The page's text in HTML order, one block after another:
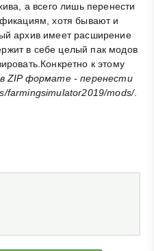
а всего лишь перенести
хотя бывают и
архив имеет расширение
в себе целый пак модов
к этому
ZIP формате - перенести
farmingsimulator2019/mods/.